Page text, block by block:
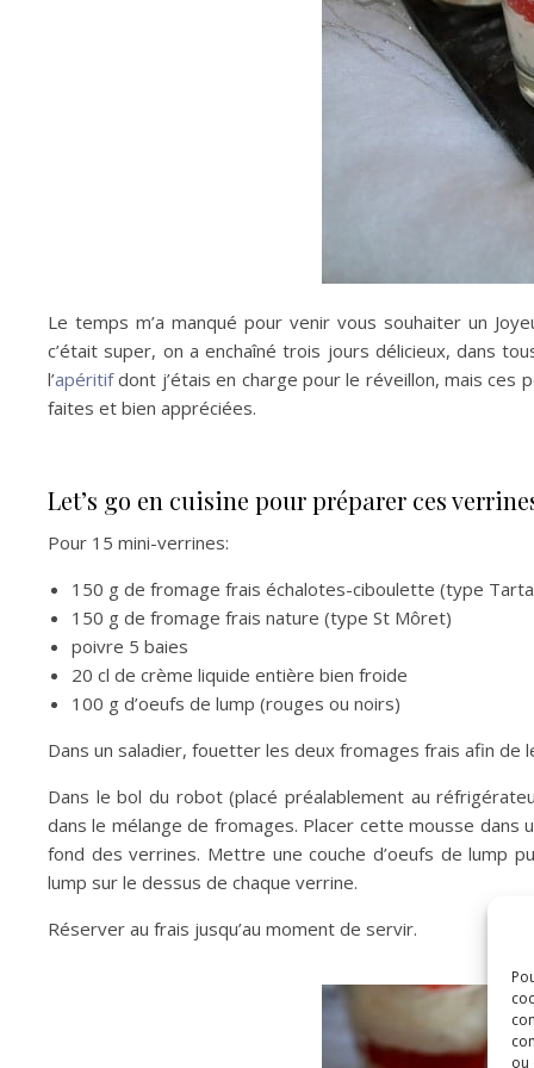
ou
Le temps m’a manqué pour venir vous souhaiter un
c’était super, on a enchaîné trois jours délicieux, dans
l’apéritifdont j’étais en charge pour le réveillon, mais
faites et bien appréciées.
Let’s go en cuisine pour préparer ces
Pour 15 mini-verrines:
150 g de fromage frais échalotes-ciboulette (type
150 g de fromage frais nature (type St Môret)
poivre 5 baies
20 cl de crème liquide entière bien froide
100 g d’oeufs de lump (rouges ou noirs)
Dans un saladier, fouetter les deux fromages frais afin de
Dans le bol du robot (placé préalablement au
dans le mélange de fromages. Placer cette mousse
fond des verrines. Mettre une couche d’oeufs de lump
lump sur le dessus de chaque verrine.
Réserver au frais jusqu’au moment de servir.